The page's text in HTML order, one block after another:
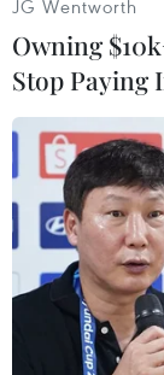
#Vũng Tàu
#Cua đồng
JG Wentworth
Owning
Stop Paying